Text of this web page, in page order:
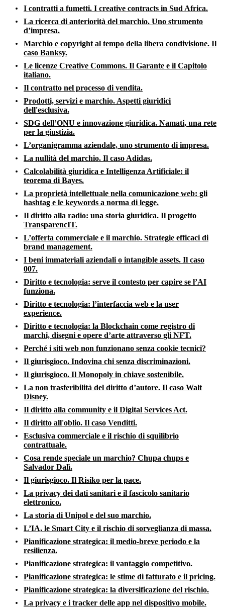
I contratti a fumetti. I creative contracts in Sud Africa.
La ricerca di anteriorità del marchio. Uno strumento
d’impresa.
Marchio e copyright al tempo della libera condivisione. Il
caso Banksy.
Le licenze Creative Commons. Il Garante e il Capitolo
italiano.
Il contratto nel processo di vendita.
Prodotti, servizi e marchio. Aspetti giuridici
dell'esclusiva.
SDG dell’ONU e innovazione giuridica. Namati, una rete
per la giustizia.
L’organigramma aziendale, uno strumento di impresa.
La nullità del marchio. Il caso Adidas.
Calcolabilità giuridica e Intelligenza Artificiale: il
teorema di Bayes.
La proprietà intellettuale nella comunicazione web: gli
hashtag e le keywords a norma di legge.
Il diritto alla radio: una storia giuridica. Il progetto
TransparencIT.
L’offerta commerciale e il marchio. Strategie efficaci di
brand management.
I beni immateriali aziendali o intangible assets. Il caso
007.
Diritto e tecnologia: serve il contesto per capire se l’AI
funziona.
Diritto e tecnologia: l’interfaccia web e la user
experience.
Diritto e tecnologia: la Blockchain come registro di
marchi, disegni e opere d’arte attraverso gli NFT.
Perché i siti web non funzionano senza cookie tecnici?
Il giurisgioco. Indovina chi senza discriminazioni.
Il giurisgioco. Il Monopoly in chiave sostenibile.
La non trasferibilità del diritto d’autore. Il caso Walt
Disney.
Il diritto alla community e il Digital Services Act.
Il diritto all'oblio. Il caso Venditti.
Esclusiva commerciale e il rischio di squilibrio
contrattuale.
Cosa rende speciale un marchio? Chupa chups e
Salvador Dalì.
Il giurisgioco. Il Risiko per la pace.
La privacy dei dati sanitari e il fascicolo sanitario
elettronico.
La storia di Unipol e del suo marchio.
L’IA, le Smart City e il rischio di sorveglianza di massa.
Pianificazione strategica: il medio-breve periodo e la
resilienza.
Pianificazione strategica: il vantaggio competitivo.
Pianificazione strategica: le stime di fatturato e il pricing.
Pianificazione strategica: la diversificazione del rischio.
La privacy e i tracker delle app nel dispositivo mobile.